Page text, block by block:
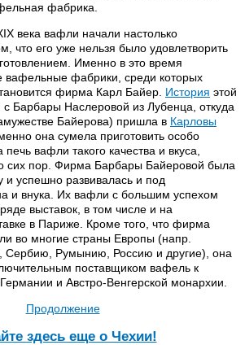
фабрика.
века вафли начали настолько
что его уже нельзя было удовлетворить
Именно в это время
вафельные фабрики, среди которых
фирма Карл Байер. История этой
Барбары Наслеровой из Лубенца, откуда
Байерова) пришла в Карловы
она сумела приготовить особо
вафли такого качества и вкуса,
сих пор. Фирма Барбары Байеровой была
и успешно развивалась и под
и внука. Их вафли с большим успехом
выставок, в том числе и на
в Париже. Кроме того, что фирма
во многие страны Европы (напр.
Румынию, Россию и другие), она
поставщиком вафель к
и Австро-Венгерской монархии.
Продолжение
здесь еще о Чехии!